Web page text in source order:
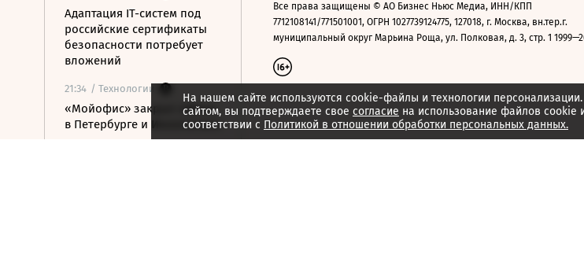
Адаптация IT-систем под
российские сертификаты
безопасности потребует
вложений
21:34 / Технологии
«Мойофис» закрыл офисы
в Петербурге и Иннополисе
На нашем сайте используются cookie-файлы и технологии
сайтом, вы подтверждаете свое согласие на использование файлов cookie
соответствии с Политикой в отношении обработки персональных данных.
Все права защищены © АО Бизнес Ньюс Медиа, ИНН/КПП
7712108141/771501001, ОГРН 1027739124775, 127018, г. Москва, вн.тер.г.
муниципальный округ Марьина Роща, ул. Полковая, д. 3, стр. 1